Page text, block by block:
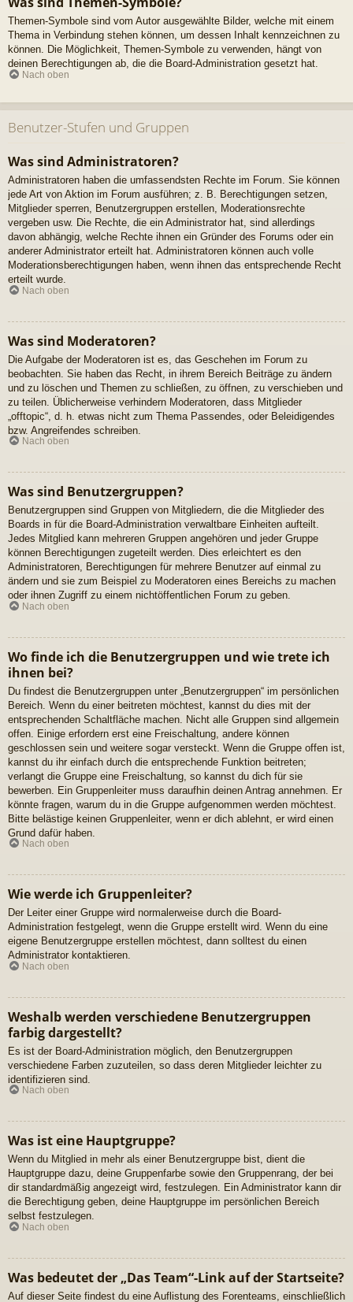
Themen-Symbole sind vom Autor ausgewählte Bilder, welche mit einem
Thema in Verbindung stehen können, um dessen Inhalt kennzeichnen zu
können. Die Möglichkeit, Themen-Symbole zu verwenden, hängt von
deinen Berechtigungen ab, die die Board-Administration gesetzt hat.
Nach oben
Benutzer-Stufen und Gruppen
Was sind Administratoren?
Administratoren haben die umfassendsten Rechte im Forum. Sie können
jede Art von Aktion im Forum ausführen; z. B. Berechtigungen setzen,
Mitglieder sperren, Benutzergruppen erstellen, Moderationsrechte
vergeben usw. Die Rechte, die ein Administrator hat, sind allerdings
davon abhängig, welche Rechte ihnen ein Gründer des Forums oder ein
anderer Administrator erteilt hat. Administratoren können auch volle
Moderationsberechtigungen haben, wenn ihnen das entsprechende Recht
erteilt wurde.
Nach oben
Was sind Moderatoren?
Die Aufgabe der Moderatoren ist es, das Geschehen im Forum zu
beobachten. Sie haben das Recht, in ihrem Bereich Beiträge zu ändern
und zu löschen und Themen zu schließen, zu öffnen, zu verschieben und
zu teilen. Üblicherweise verhindern Moderatoren, dass Mitglieder
„offtopic“, d. h. etwas nicht zum Thema Passendes, oder Beleidigendes
bzw. Angreifendes schreiben.
Nach oben
Was sind Benutzergruppen?
Benutzergruppen sind Gruppen von Mitgliedern, die die Mitglieder des
Boards in für die Board-Administration verwaltbare Einheiten aufteilt.
Jedes Mitglied kann mehreren Gruppen angehören und jeder Gruppe
können Berechtigungen zugeteilt werden. Dies erleichtert es den
Administratoren, Berechtigungen für mehrere Benutzer auf einmal zu
ändern und sie zum Beispiel zu Moderatoren eines Bereichs zu machen
oder ihnen Zugriff zu einem nichtöffentlichen Forum zu geben.
Nach oben
Wo finde ich die Benutzergruppen und wie trete ich
ihnen bei?
Du findest die Benutzergruppen unter „Benutzergruppen“ im persönlichen
Bereich. Wenn du einer beitreten möchtest, kannst du dies mit der
entsprechenden Schaltfläche machen. Nicht alle Gruppen sind allgemein
offen. Einige erfordern erst eine Freischaltung, andere können
geschlossen sein und weitere sogar versteckt. Wenn die Gruppe offen ist,
kannst du ihr einfach durch die entsprechende Funktion beitreten;
verlangt die Gruppe eine Freischaltung, so kannst du dich für sie
bewerben. Ein Gruppenleiter muss daraufhin deinen Antrag annehmen. Er
könnte fragen, warum du in die Gruppe aufgenommen werden möchtest.
Bitte belästige keinen Gruppenleiter, wenn er dich ablehnt, er wird einen
Grund dafür haben.
Nach oben
Wie werde ich Gruppenleiter?
Der Leiter einer Gruppe wird normalerweise durch die Board-
Administration festgelegt, wenn die Gruppe erstellt wird. Wenn du eine
eigene Benutzergruppe erstellen möchtest, dann solltest du einen
Administrator kontaktieren.
Nach oben
Weshalb werden verschiedene Benutzergruppen
farbig dargestellt?
Es ist der Board-Administration möglich, den Benutzergruppen
verschiedene Farben zuzuteilen, so dass deren Mitglieder leichter zu
identifizieren sind.
Nach oben
Was ist eine Hauptgruppe?
Wenn du Mitglied in mehr als einer Benutzergruppe bist, dient die
Hauptgruppe dazu, deine Gruppenfarbe sowie den Gruppenrang, der bei
dir standardmäßig angezeigt wird, festzulegen. Ein Administrator kann dir
die Berechtigung geben, deine Hauptgruppe im persönlichen Bereich
selbst festzulegen.
Nach oben
Was bedeutet der „Das Team“-Link auf der Startseite?
Auf dieser Seite findest du eine Auflistung des Forenteams, einschließlich